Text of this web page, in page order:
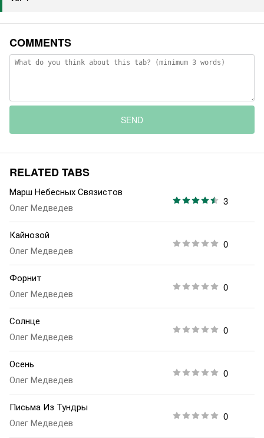
COMMENTS
SEND
RELATED TABS
Марш Небесных Связистов
Олег Медведев
3
Кайнозой
Олег Медведев
0
Форнит
Олег Медведев
0
Солнце
Олег Медведев
0
Осень
Олег Медведев
0
Письма Из Тундры
Олег Медведев
0